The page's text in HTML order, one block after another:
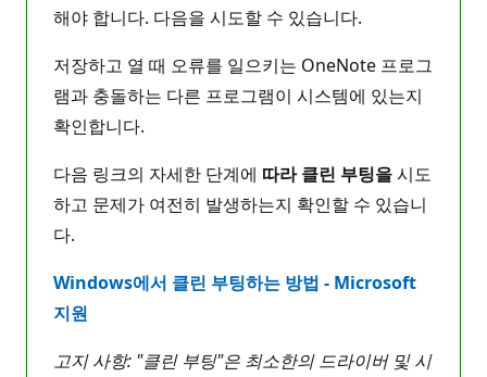
해야 합니다. 다음을 시도할 수 있습니다.
저장하고 열 때 오류를 일으키는 OneNote 프로그
램과 충돌하는 다른 프로그램이 시스템에 있는지
확인합니다.
다음 링크의 자세한 단계에 따라 클린 부팅을시도
하고 문제가 여전히 발생하는지 확인할 수 있습니
다.
Windows에서 클린 부팅하는 방법 - Microsoft
지원
고지 사항: "클린 부팅"은 최소한의 드라이버 및 시